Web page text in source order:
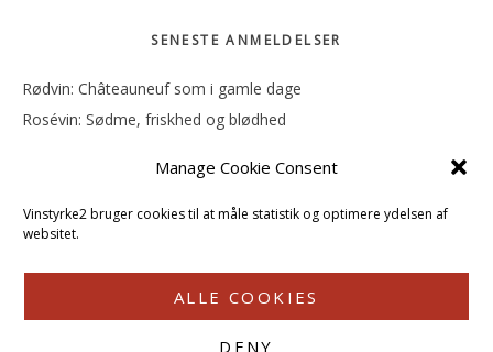
Manage Cookie Consent
Vinstyrke2 bruger cookies til at måle statistik og optimere ydelsen af
websitet.
ALLE COOKIES
DENY
SENESTE ANMELDELSER
Rødvin: Châteauneuf som i gamle dage
Rosévin: Sødme, friskhed og blødhed
Rosévin: Forfriskende bagatel
Rosévin: Sødmen hænger i munden
COPYRIGHT © 2026 · VINSTYRKE2